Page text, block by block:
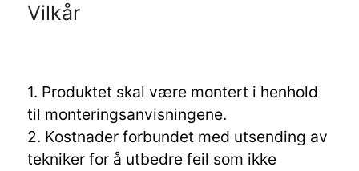
Vilkår
1. Produktet skal være montert i henhold
til monteringsanvisningene.
2. Kostnader forbundet med utsending av
tekniker for å utbedre feil som ikke